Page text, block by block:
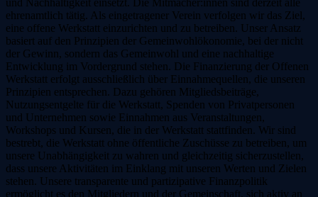
ehrenamtlich tätig. Als eingetragener Verein verfolgen wir das Ziel,
eine offene Werkstatt einzurichten und zu betreiben. Unser Ansatz
basiert auf den Prinzipien der Gemeinwohlökonomie, bei der nicht
der Gewinn, sondern das Gemeinwohl und eine nachhaltige
Entwicklung im Vordergrund stehen. Die Finanzierung der Offenen
Werkstatt erfolgt ausschließlich über Einnahmequellen, die unseren
Prinzipien entsprechen. Dazu gehören Mitgliedsbeiträge,
Nutzungsentgelte für die Werkstatt, Spenden von Privatpersonen
und Unternehmen sowie Einnahmen aus Veranstaltungen,
Workshops und Kursen, die in der Werkstatt stattfinden. Wir sind
bestrebt, die Werkstatt ohne öffentliche Zuschüsse zu betreiben, um
unsere Unabhängigkeit zu wahren und gleichzeitig sicherzustellen,
dass unsere Aktivitäten im Einklang mit unseren Werten und Zielen
stehen. Unsere transparente und partizipative Finanzpolitik
ermöglicht es den Mitgliedern und der Gemeinschaft, sich aktiv an